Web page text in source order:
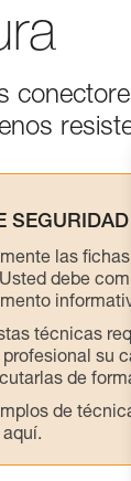
SEGURIDAD
las
debe
técnicas
profesional su
de
de